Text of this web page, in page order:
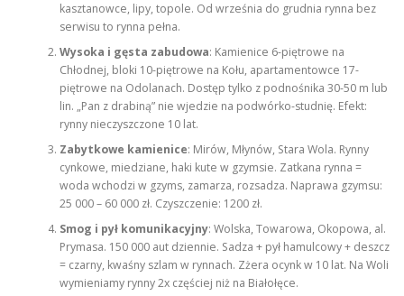
kasztanowce, lipy, topole. Od września do grudnia rynna bez
serwisu to rynna pełna.
Wysoka i gęsta zabudowa: Kamienice 6-piętrowe na
Chłodnej, bloki 10-piętrowe na Kołu, apartamentowce 17-
piętrowe na Odolanach. Dostęp tylko z podnośnika 30-50 m lub
lin. „Pan z drabiną” nie wjedzie na podwórko-studnię. Efekt:
rynny nieczyszczone 10 lat.
Zabytkowe kamienice: Mirów, Młynów, Stara Wola. Rynny
cynkowe, miedziane, haki kute w gzymsie. Zatkana rynna =
woda wchodzi w gzyms, zamarza, rozsadza. Naprawa gzymsu:
25 000 – 60 000 zł. Czyszczenie: 1200 zł.
Smog i pył komunikacyjny: Wolska, Towarowa, Okopowa, al.
Prymasa. 150 000 aut dziennie. Sadza + pył hamulcowy + deszcz
= czarny, kwaśny szlam w rynnach. Zżera ocynk w 10 lat. Na Woli
wymieniamy rynny 2x częściej niż na Białołęce.